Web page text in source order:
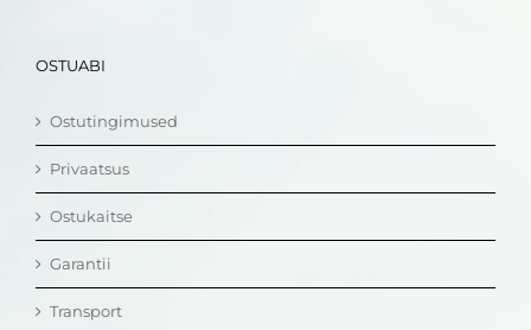
OSTUABI
Ostutingimused
Privaatsus
Ostukaitse
Garantii
Transport